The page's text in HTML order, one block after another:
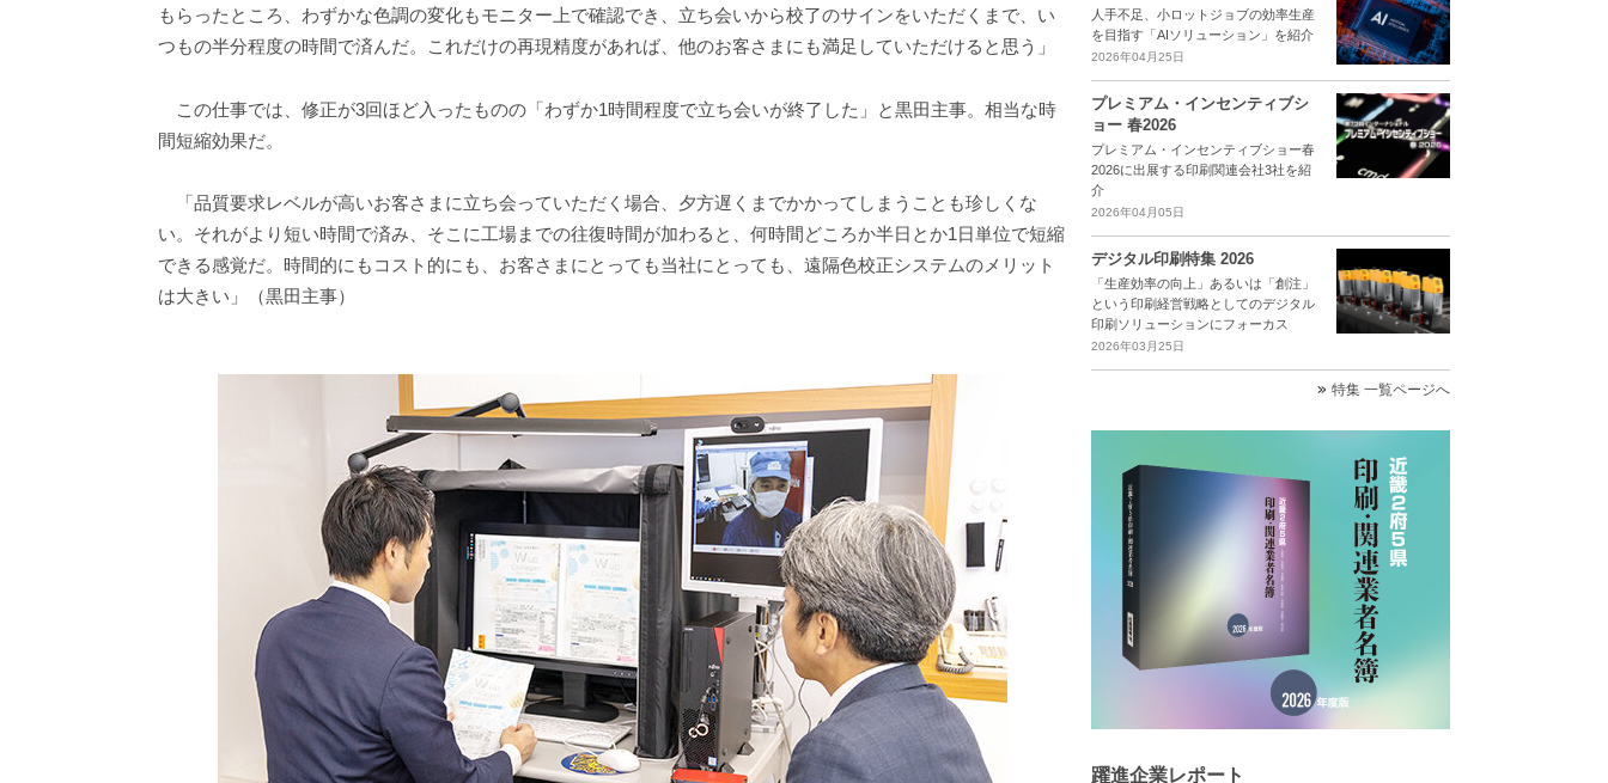
もらったところ、わずかな色調の変化もモニター上で確認でき、立ち会いから校了のサインをいただくまで、い
つもの半分程度の時間で済んだ。これだけの再現精度があれば、他のお客さまにも満足していただけると思う」
この仕事では、修正が3回ほど入ったものの「わずか1時間程度で立ち会いが終了した」と黒田主事。相当な時
間短縮効果だ。
「品質要求レベルが高いお客さまに立ち会っていただく場合、夕方遅くまでかかってしまうことも珍しくな
い。それがより短い時間で済み、そこに工場までの往復時間が加わると、何時間どころか半日とか1日単位で短縮
できる感覚だ。時間的にもコスト的にも、お客さまにとっても当社にとっても、遠隔色校正システムのメリット
は大きい」（黒田主事）
人手不足、小ロットジョブの効率生産
を目指す「AIソリューション」を紹介
2026年04月25日
プレミアム・インセンティブシ
ョー 春2026
プレミアム・インセンティブショー春
2026に出展する印刷関連会社3社を紹
介
2026年04月05日
デジタル印刷特集 2026
「生産効率の向上」あるいは「創注」
という印刷経営戦略としてのデジタル
印刷ソリューションにフォーカス
2026年03月25日
特集 一覧ページへ
躍進企業レポート